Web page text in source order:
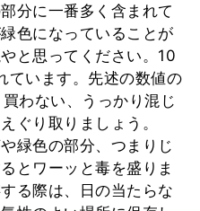
分に一番多く含まれて
色になっていることが
と思ってください。10
います。先述の数値の
わない、うっかり混じ
ぐり取りましょう。
緑色の部分、つまりじ
とワーッと毒を盛りま
る際は、日の当たらな